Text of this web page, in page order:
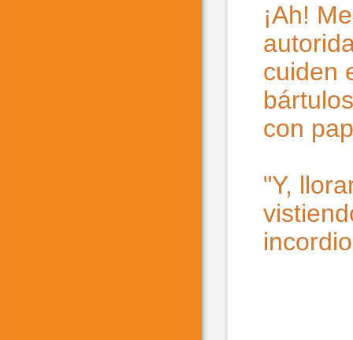
¡Ah!
cuiden
con
"Y,